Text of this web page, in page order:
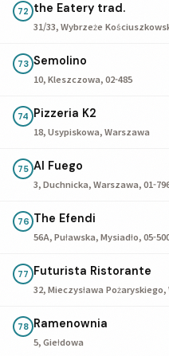
72 the Eatery trad.
31/33, Wybrzeże
73 Semolino
10, Kleszczowa, 02-485
74 Pizzeria K2
18, Usypiskowa, Warszawa
75 Al Fuego
3, Duchnicka, Warszawa, 01-
76 The Efendi
56A, Puławska, Mysiadło, 05-
77 Futurista Ristorante
32, Mieczysława Pożaryskiego,
78 Ramenownia
5, Giełdowa